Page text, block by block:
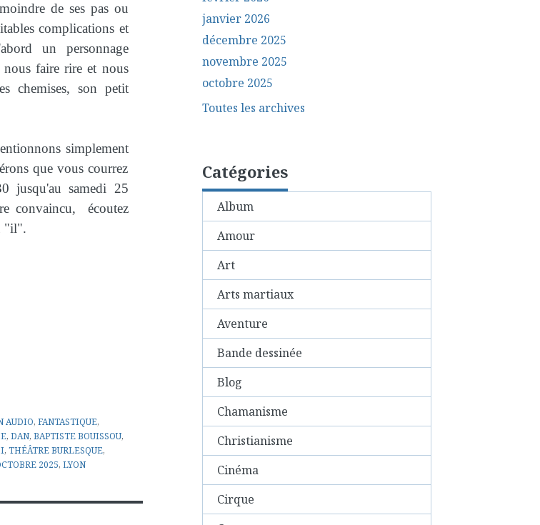
de ses pas ou
complications et
un personnage
nous faire rire et nous
chemises, son petit
simplement
que vous courrez
jusqu'au samedi 25
convaincu, écoutez
"il".
AUDIO,FANTASTIQUE,
, DAN, BAPTISTE BOUISSOU,
, THÉÂTRE BURLESQUE,
2025, LYON
janvier 2026
décembre 2025
novembre 2025
octobre 2025
Toutes les archives
Catégories
Album
Amour
Art
Arts martiaux
Aventure
Bande dessinée
Blog
Chamanisme
Christianisme
Cinéma
Cirque